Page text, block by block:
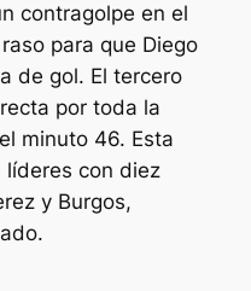
contragolpe en el
para que Diego
de gol. El tercero
por toda la
minuto 46. Esta
líderes con diez
y Burgos,